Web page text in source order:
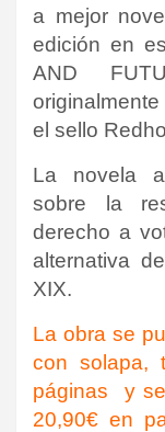
a mejor
edición en
AND
el sello
La novela
sobre la
derecho a
alternativa
XIX.
La obra se
con solapa,
páginas y
20,90€ en